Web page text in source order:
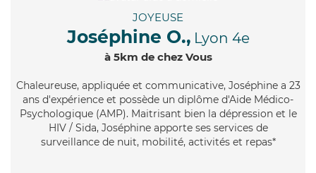
JOYEUSE
Joséphine O., Lyon 4e
à 5km de chez Vous
Chaleureuse, appliquée et communicative, Joséphine a 23
ans d'expérience et possède un diplôme d'Aide Médico-
Psychologique (AMP). Maitrisant bien la dépression et le
HIV / Sida, Joséphine apporte ses services de
surveillance de nuit, mobilité, activités et repas*